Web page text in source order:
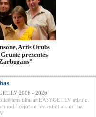
Artis Orubs
prezentēs
2006 - 2026
tikai ar EASYGET.LV atļauju.
un ievieotjot atsauci uz